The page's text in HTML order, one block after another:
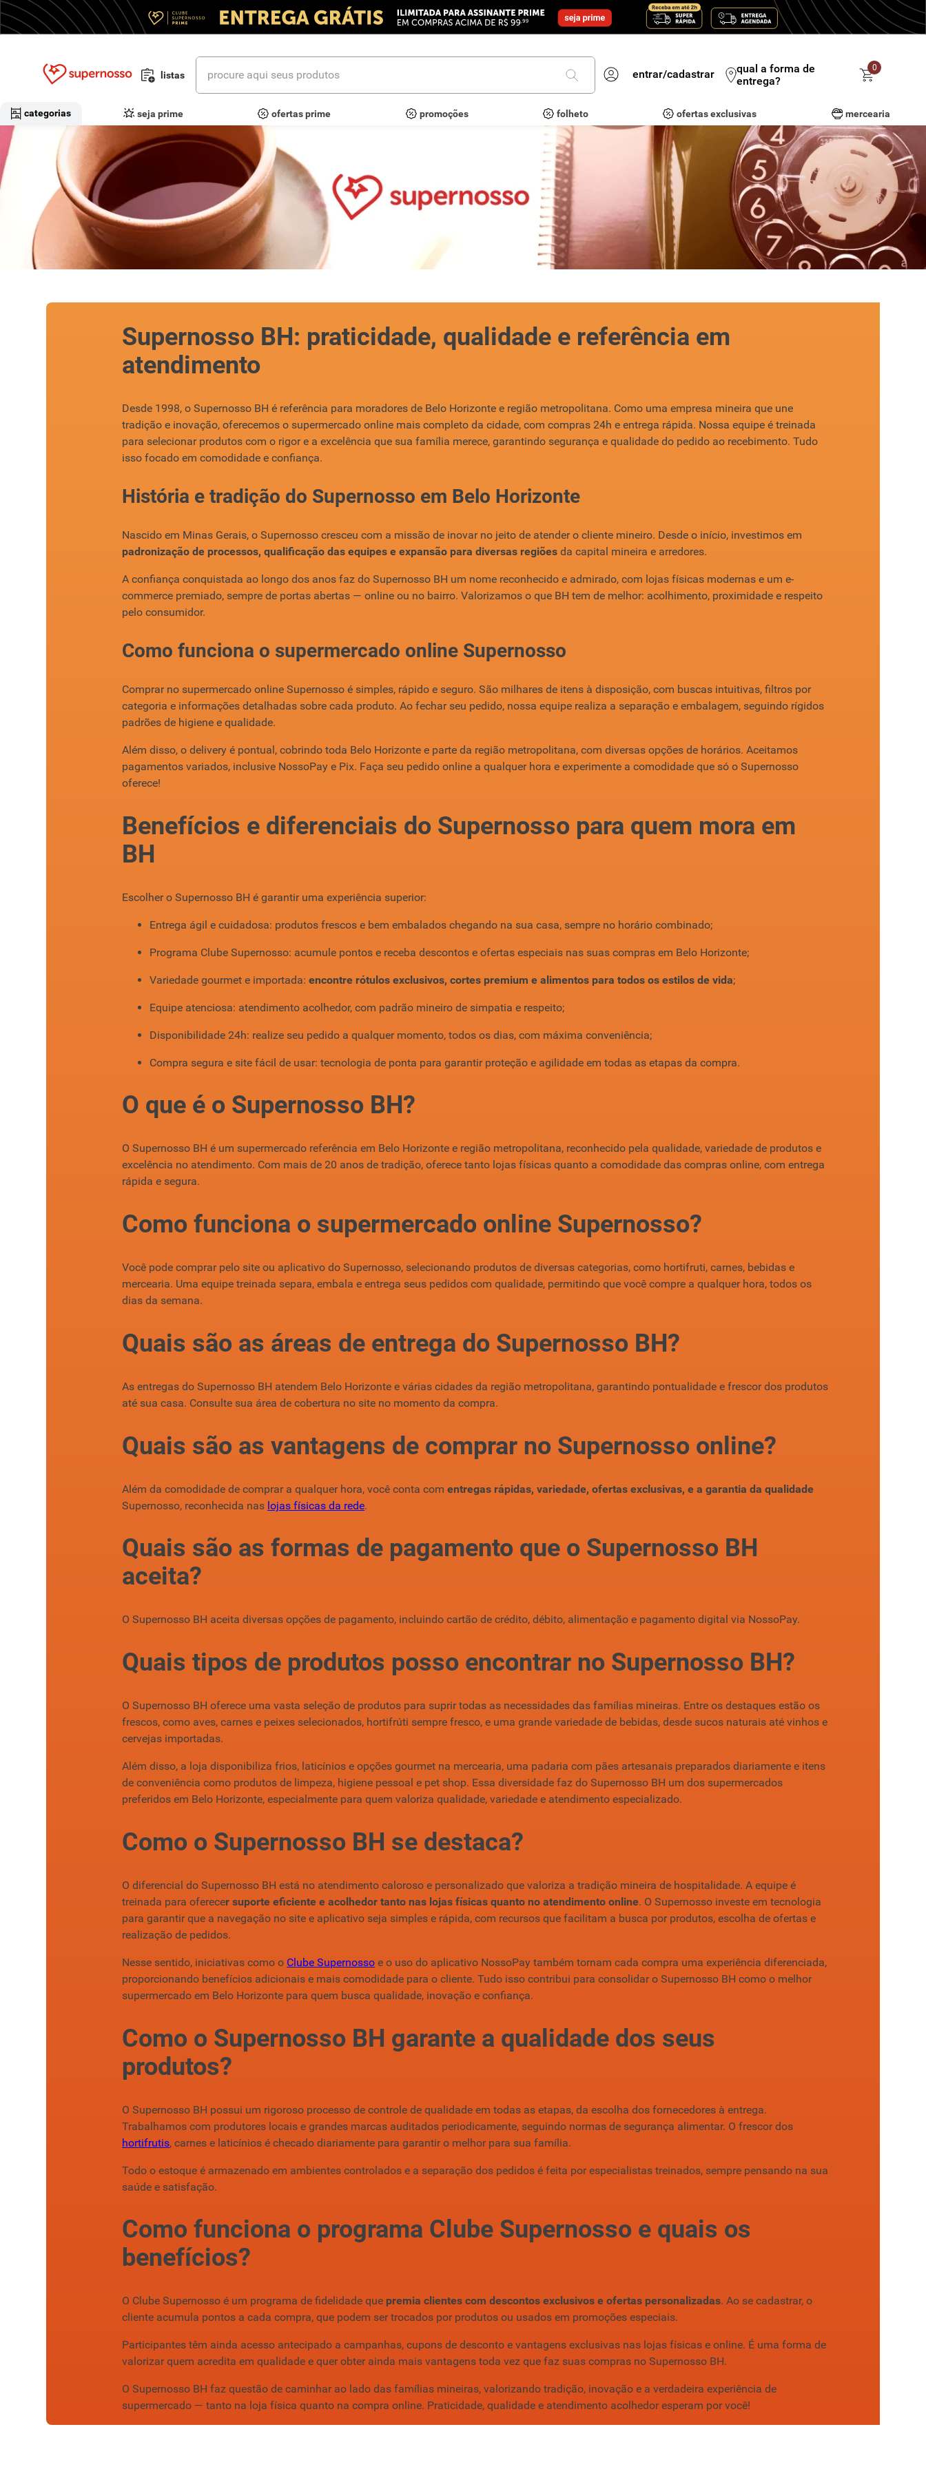
listas
procure aqui seus produtos
entrar/cadastrar
qual a forma de
entrega?
0
categorias seja prime ofertas prime promoções folheto ofertas exclusivas mercearia
Supernosso BH: praticidade, qualidade e referência em
atendimento
Desde 1998, o Supernosso BH é referência para moradores de Belo Horizonte e região metropolitana. Como uma empresa mineira que une
tradição e inovação, oferecemos o supermercado online mais completo da cidade, com compras 24h e entrega rápida. Nossa equipe é treinada
para selecionar produtos com o rigor e a excelência que sua família merece, garantindo segurança e qualidade do pedido ao recebimento. Tudo
isso focado em comodidade e confiança.
História e tradição do Supernosso em Belo Horizonte
Nascido em Minas Gerais, o Supernosso cresceu com a missão de inovar no jeito de atender o cliente mineiro. Desde o início, investimos em
padronização de processos, qualificação das equipes e expansão para diversas regiões da capital mineira e arredores.
A confiança conquistada ao longo dos anos faz do Supernosso BH um nome reconhecido e admirado, com lojas físicas modernas e um e-
commerce premiado, sempre de portas abertas — online ou no bairro. Valorizamos o que BH tem de melhor: acolhimento, proximidade e respeito
pelo consumidor.
Como funciona o supermercado online Supernosso
Comprar no supermercado online Supernosso é simples, rápido e seguro. São milhares de itens à disposição, com buscas intuitivas, filtros por
categoria e informações detalhadas sobre cada produto. Ao fechar seu pedido, nossa equipe realiza a separação e embalagem, seguindo rígidos
padrões de higiene e qualidade.
Além disso, o delivery é pontual, cobrindo toda Belo Horizonte e parte da região metropolitana, com diversas opções de horários. Aceitamos
pagamentos variados, inclusive NossoPay e Pix. Faça seu pedido online a qualquer hora e experimente a comodidade que só o Supernosso
oferece!
Benefícios e diferenciais do Supernosso para quem mora em
BH
Escolher o Supernosso BH é garantir uma experiência superior:
Entrega ágil e cuidadosa: produtos frescos e bem embalados chegando na sua casa, sempre no horário combinado;
Programa Clube Supernosso: acumule pontos e receba descontos e ofertas especiais nas suas compras em Belo Horizonte;
Variedade gourmet e importada:encontre rótulos exclusivos, cortes premium e alimentos para todos os estilos de vida;
Equipe atenciosa: atendimento acolhedor, com padrão mineiro de simpatia e respeito;
Disponibilidade 24h: realize seu pedido a qualquer momento, todos os dias, com máxima conveniência;
Compra segura e site fácil de usar: tecnologia de ponta para garantir proteção e agilidade em todas as etapas da compra.
O que é o Supernosso BH?
O Supernosso BH é um supermercado referência em Belo Horizonte e região metropolitana, reconhecido pela qualidade, variedade de produtos e
excelência no atendimento. Com mais de 20 anos de tradição, oferece tanto lojas físicas quanto a comodidade das compras online, com entrega
rápida e segura.
Como funciona o supermercado online Supernosso?
Você pode comprar pelo site ou aplicativo do Supernosso, selecionando produtos de diversas categorias, como hortifruti, carnes, bebidas e
mercearia. Uma equipe treinada separa, embala e entrega seus pedidos com qualidade, permitindo que você compre a qualquer hora, todos os
dias da semana.
Quais são as áreas de entrega do Supernosso BH?
As entregas do Supernosso BH atendem Belo Horizonte e várias cidades da região metropolitana, garantindo pontualidade e frescor dos produtos
até sua casa. Consulte sua área de cobertura no site no momento da compra.
Quais são as vantagens de comprar no Supernosso online?
Além da comodidade de comprar a qualquer hora, você conta comentregas rápidas, variedade, ofertas exclusivas, e a garantia da qualidade
Supernosso, reconhecida nas lojas físicas da rede.
Quais são as formas de pagamento que o Supernosso BH
aceita?
O Supernosso BH aceita diversas opções de pagamento, incluindo cartão de crédito, débito, alimentação e pagamento digital via NossoPay.
Quais tipos de produtos posso encontrar no Supernosso BH?
O Supernosso BH oferece uma vasta seleção de produtos para suprir todas as necessidades das famílias mineiras. Entre os destaques estão os
frescos, como aves, carnes e peixes selecionados, hortifrúti sempre fresco, e uma grande variedade de bebidas, desde sucos naturais até vinhos e
cervejas importadas.
Além disso, a loja disponibiliza frios, laticínios e opções gourmet na mercearia, uma padaria com pães artesanais preparados diariamente e itens
de conveniência como produtos de limpeza, higiene pessoal e pet shop. Essa diversidade faz do Supernosso BH um dos supermercados
preferidos em Belo Horizonte, especialmente para quem valoriza qualidade, variedade e atendimento especializado.
Como o Supernosso BH se destaca?
O diferencial do Supernosso BH está no atendimento caloroso e personalizado que valoriza a tradição mineira de hospitalidade. A equipe é
treinada para oferecer suporte eficiente e acolhedor tanto nas lojas físicas quanto no atendimento online. O Supernosso investe em tecnologia
para garantir que a navegação no site e aplicativo seja simples e rápida, com recursos que facilitam a busca por produtos, escolha de ofertas e
realização de pedidos.
Nesse sentido, iniciativas como o Clube Supernosso e o uso do aplicativo NossoPay também tornam cada compra uma experiência diferenciada,
proporcionando benefícios adicionais e mais comodidade para o cliente. Tudo isso contribui para consolidar o Supernosso BH como o melhor
supermercado em Belo Horizonte para quem busca qualidade, inovação e confiança.
Como o Supernosso BH garante a qualidade dos seus
produtos?
O Supernosso BH possui um rigoroso processo de controle de qualidade em todas as etapas, da escolha dos fornecedores à entrega.
Trabalhamos com produtores locais e grandes marcas auditados periodicamente, seguindo normas de segurança alimentar. O frescor dos
hortifrutis, carnes e laticínios é checado diariamente para garantir o melhor para sua família.
Todo o estoque é armazenado em ambientes controlados e a separação dos pedidos é feita por especialistas treinados, sempre pensando na sua
saúde e satisfação.
Como funciona o programa Clube Supernosso e quais os
benefícios?
O Clube Supernosso é um programa de fidelidade que premia clientes com descontos exclusivos e ofertas personalizadas. Ao se cadastrar, o
cliente acumula pontos a cada compra, que podem ser trocados por produtos ou usados em promoções especiais.
Participantes têm ainda acesso antecipado a campanhas, cupons de desconto e vantagens exclusivas nas lojas físicas e online. É uma forma de
valorizar quem acredita em qualidade e quer obter ainda mais vantagens toda vez que faz suas compras no Supernosso BH.
O Supernosso BH faz questão de caminhar ao lado das famílias mineiras, valorizando tradição, inovação e a verdadeira experiência de
supermercado — tanto na loja física quanto na compra online. Praticidade, qualidade e atendimento acolhedor esperam por você!
termos mais buscados
1º cerveja
cafe
4º iogurte
queijo
7º biscoito
8º detergente
9º macarrão